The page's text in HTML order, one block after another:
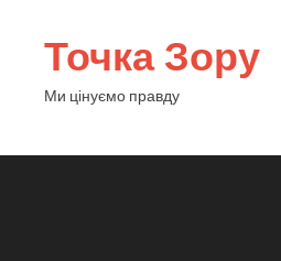
Точка Зору
Ми цінуємо правду